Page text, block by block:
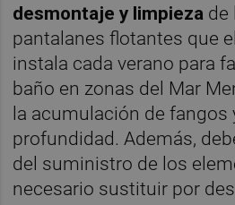
desmontaje y limpieza de
pantalanes flotantes que
instala cada verano para
baño en zonas del Mar
la acumulación de fangos
profundidad. Además,
del suministro de los
necesario sustituir por